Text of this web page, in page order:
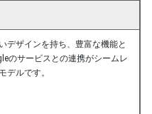
デザインを持ち、豊富な機能と
のサービスとの連携がシームレ
デルです。